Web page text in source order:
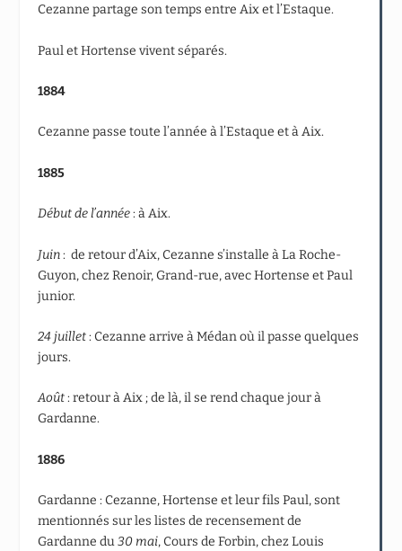
Cezanne partage son temps entre Aix et l’Estaque.
Paul et Hortense vivent séparés.
1884
Cezanne passe toute l’année à l’Estaque et à Aix.
1885
Début de l’année: à Aix.
Juin: de retour d’Aix, Cezanne s’installe à La Roche-
Guyon, chez Renoir, Grand-rue, avec Hortense et Paul
junior.
24 juillet: Cezanne arrive à Médan où il passe quelques
jours.
Août: retour à Aix ; de là, il se rend chaque jour à
Gardanne.
1886
Gardanne : Cezanne, Hortense et leur fils Paul, sont
mentionnés sur les listes de recensement de
Gardanne du30 mai, Cours de Forbin, chez Louis